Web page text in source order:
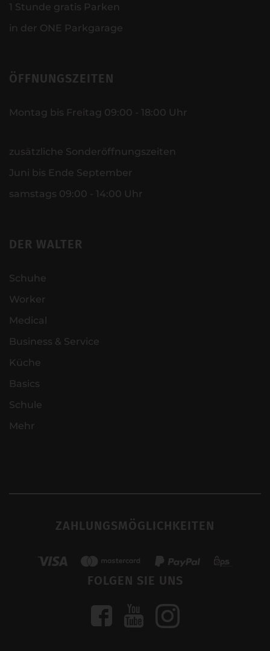
1 Stunde gratis Parken
in der ONE Parkgarage
ÖFFNUNGSZEITEN
Montag bis Freitag 09:00 - 18:00 Uhr
zusätzliche Sonderöffnungszeiten
Juni bis Ende September
samstags 09:00 - 14:00 Uhr
DER WALTER
Schuhe
Worker
Medical
Business & Service
Küche
Basics
Schule
Mehr
ZAHLUNGSMÖGLICHKEITEN
FOLGEN SIE UNS